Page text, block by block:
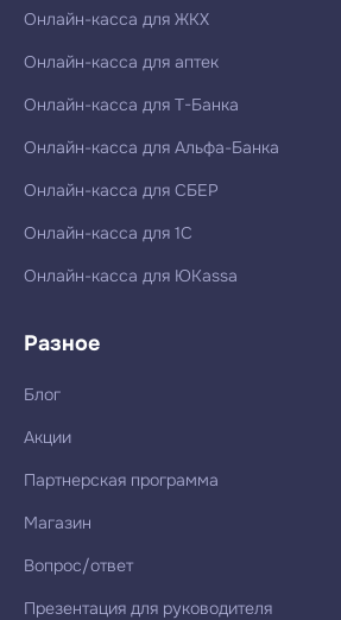
Онлайн-касса для ЖКХ
Онлайн-касса для аптек
Онлайн-касса для Т-Банка
Онлайн-касса для Альфа-Банка
Онлайн-касса для СБЕР
Онлайн-касса для 1С
Онлайн-касса для ЮKassa
Разное
Блог
Акции
Партнерская программа
Магазин
Вопрос/ответ
Презентация для руководителя